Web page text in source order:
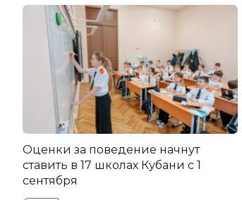
Оценки за поведение начнут
ставить в 17 школах Кубани с 1
сентября